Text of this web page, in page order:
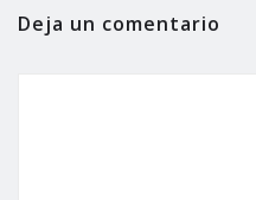
Deja un comentario